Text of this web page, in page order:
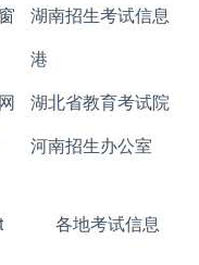
湖南招生考试信息
港
湖北省教育考试院
河南招生办公室
各地考试信息